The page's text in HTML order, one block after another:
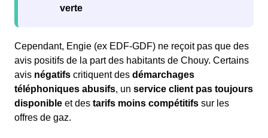
verte
Cependant, Engie (ex EDF-GDF) ne reçoit pas que des
avis positifs de la part des habitants de Chouy. Certains
avis négatifs critiquent des démarchages
téléphoniques abusifs, un service client pas toujours
disponible et des tarifs moins compétitifs sur les
offres de gaz.